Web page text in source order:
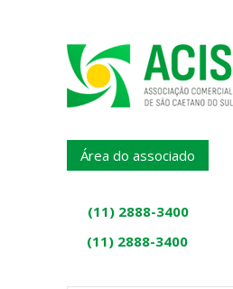
Área do associado
(11) 2888-3400
(11) 2888-3400